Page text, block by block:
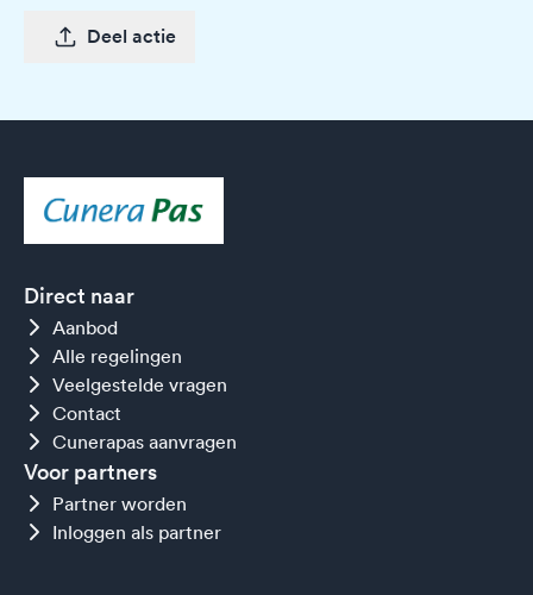
Deel actie
Direct naar
Aanbod
Alle regelingen
Veelgestelde vragen
Contact
Cunerapas aanvragen
Voor partners
Partner worden
Inloggen als partner